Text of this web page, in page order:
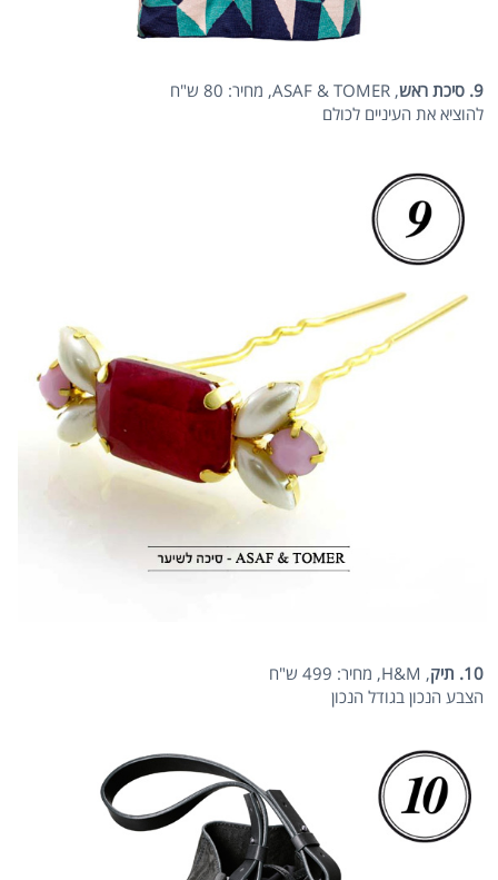
9. סיכת ראש
, ASAF & TOMER, מחיר: 80 ש"ח
להוציא את העיניים לכולם
10. תיק
, H&M, מחיר: 499 ש"ח
הצבע הנכון בגודל הנכון